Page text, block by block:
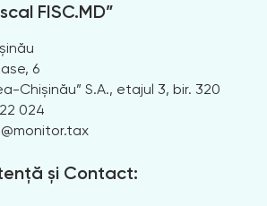
FISC.MD”
6
Chișinău” S.A., etajul 3, bir. 320
024
și Contact: